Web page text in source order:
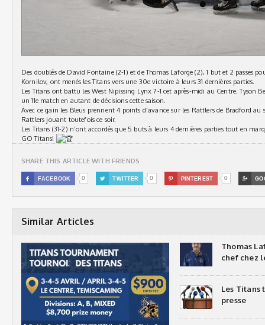
Des doublés de David Fontaine (2-1) et de Thomas Laforge (2), 1 but et 2 passes
Kornilov, ont menés les Titans vers une 30e victoire à leurs 31 dernières parties.
Les Titans ont battu les West Nipissing Lynx 7-1 cet après-midi au Centre. Tyson
un 11e match en autant de décisions cette saison.
Avec ce gain les Bleus prennent 4 points d’avance sur les Rattlers de Bradford
Rattlers jouant toutefois ce soir.
Les Titans (31-2) n’ont accordés que 5 buts à leurs 4 dernières parties tout en
GO Titans!
SHARE THIS ARTICLE WITH FRIENDS
 FACEBOOK 0  TWITTER 0  PINTEREST 0 
Similar Articles
Thomas
chef chez
Les Titans
presse